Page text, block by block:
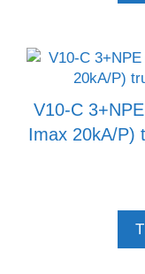
V10-C
Imax 20kA/P)